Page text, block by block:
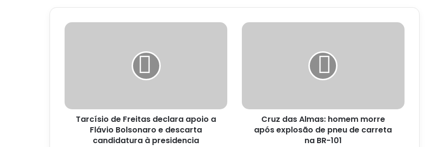
Tarcísio
e
descarta
candidatura
Tarcísio de Freitas declara apoio a
Flávio Bolsonaro e descarta
candidatura à presidencia
Cruz
pneu
carreta
Cruz das Almas: homem morre
após explosão de pneu de carreta
na BR-101